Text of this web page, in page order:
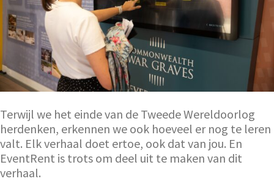
Terwijl we het einde van de Tweede Wereldoorlog
herdenken, erkennen we ook hoeveel er nog te leren
valt. Elk verhaal doet ertoe, ook dat van jou. En
EventRent is trots om deel uit te maken van dit
verhaal.